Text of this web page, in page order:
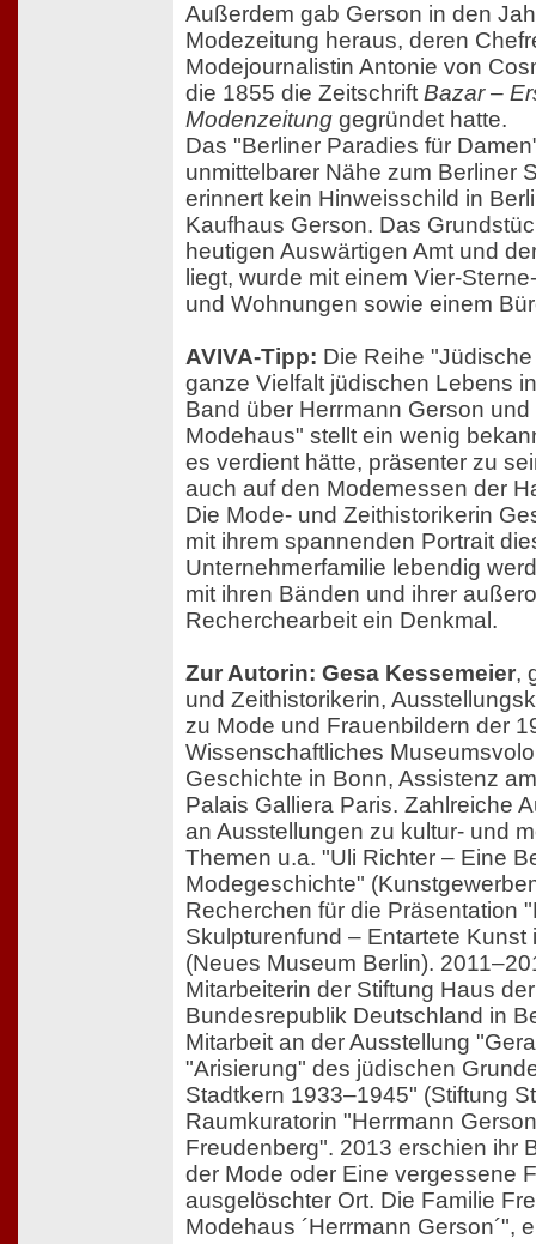
Außerdem gab Gerson in den
Modezeitung heraus, deren
Modejournalistin Antonie von
die 1855 die Zeitschrift Bazar –
Modenzeitung gegründet hatte.
Das "Berliner Paradies für
unmittelbarer Nähe zum Berliner
erinnert kein Hinweisschild in
Kaufhaus Gerson. Das
heutigen Auswärtigen Amt und
liegt, wurde mit einem Vier-
und Wohnungen sowie einem
AVIVA-Tipp: Die Reihe
ganze Vielfalt jüdischen Lebens
Band über Herrmann Gerson
Modehaus" stellt ein wenig
es verdient hätte, präsenter zu
auch auf den Modemessen der
Die Mode- und Zeithistorikerin
mit ihrem spannenden Portrait
Unternehmerfamilie lebendig
mit ihren Bänden und ihrer
Recherchearbeit ein Denkmal.
Zur Autorin: Gesa Kessemeier,
und Zeithistorikerin,
zu Mode und Frauenbildern der
Wissenschaftliches
Geschichte in Bonn, Assistenz
Palais Galliera Paris. Zahlreiche
an Ausstellungen zu kultur- und
Themen u.a. "Uli Richter – Eine
Modegeschichte"
Recherchen für die Präsentation
Skulpturenfund – Entartete Kunst
(Neues Museum Berlin).
Mitarbeiterin der Stiftung Haus
Bundesrepublik Deutschland in
Mitarbeit an der Ausstellung
"Arisierung" des jüdischen
Stadtkern 1933–1945" (Stiftung
Raumkuratorin "Herrmann
Freudenberg". 2013 erschien ihr
der Mode oder Eine vergessene
ausgelöschter Ort. Die Familie
Modehaus ´Herrmann Gerson´",